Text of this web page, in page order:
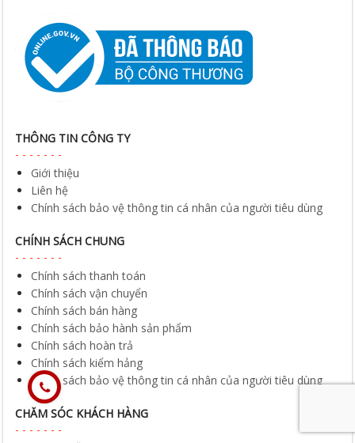
THÔNG TIN CÔNG TY
Liên hệ
Chính sách bảo vệ thông tin cá nhân của người tiêu dùng
CHÍNH SÁCH CHUNG
Chính sách vận chuyển
Chính sách bán hàng
Chính sách bảo hành sản phẩm
Chính sách hoàn trả
Chính sách kiểm hảng
Chính sách bảo vệ thông tin cá nhân của người tiêu dùng
CHĂM SÓC KHÁCH HÀNG
Hướng dẫn mua hàng
Chính sách bảo vệ thông tin cá nhân của người tiêu dùng